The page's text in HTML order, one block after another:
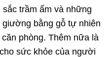
trầm ấm và những
bằng gỗ tự nhiên
phòng. Thêm nữa là
sức khỏe của người